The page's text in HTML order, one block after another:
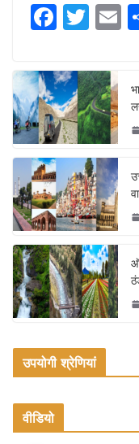
F
c
e
b
o
o
k
T
itt
er
E
उपयोगी श्रेणियां
वीडियो